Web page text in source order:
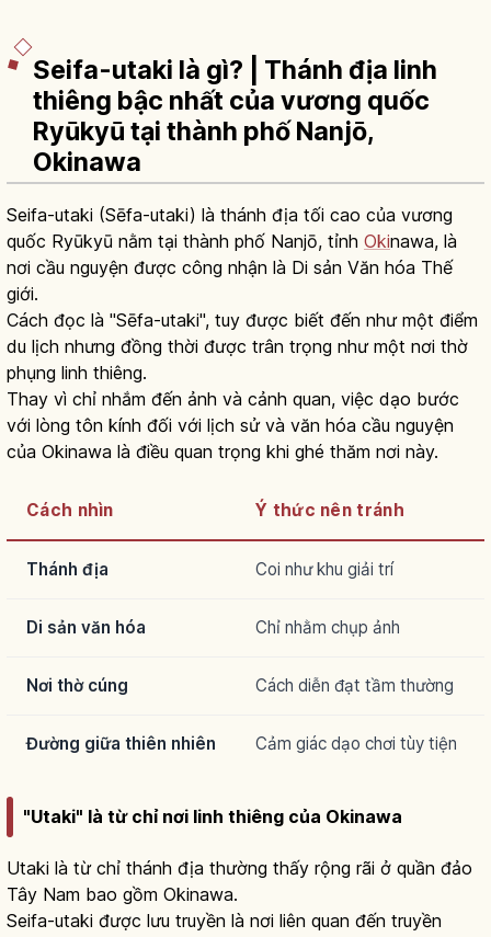
Seifa-utaki là gì? | Thánh địa linh
thiêng bậc nhất của vương quốc
Ryūkyū tại thành phố Nanjō,
Okinawa
Seifa-utaki (Sēfa-utaki) là thánh địa tối cao của vương
quốc Ryūkyū nằm tại thành phố Nanjō, tỉnh Okinawa, là
nơi cầu nguyện được công nhận là Di sản Văn hóa Thế
giới.
Cách đọc là "Sēfa-utaki", tuy được biết đến như một điểm
du lịch nhưng đồng thời được trân trọng như một nơi thờ
phụng linh thiêng.
Thay vì chỉ nhắm đến ảnh và cảnh quan, việc dạo bước
với lòng tôn kính đối với lịch sử và văn hóa cầu nguyện
của Okinawa là điều quan trọng khi ghé thăm nơi này.
Cách nhìn Ý thức nên tránh
Thánh địa Coi như khu giải trí
Di sản văn hóa Chỉ nhằm chụp ảnh
Nơi thờ cúng Cách diễn đạt tầm thường
Đường giữa thiên nhiên Cảm giác dạo chơi tùy tiện
"Utaki" là từ chỉ nơi linh thiêng của Okinawa
Utaki là từ chỉ thánh địa thường thấy rộng rãi ở quần đảo
Tây Nam bao gồm Okinawa.
Seifa-utaki được lưu truyền là nơi liên quan đến truyền